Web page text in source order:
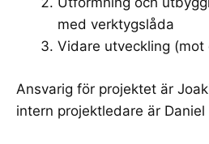
med verktygslåda
Vidare utveckling (mot
Ansvarig för projektet är
intern projektledare är Daniel